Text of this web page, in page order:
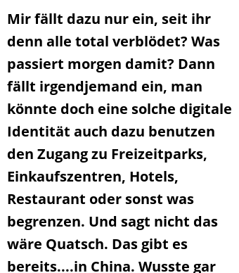
Mir fällt dazu nur ein, seit ihr
denn alle total verblödet? Was
passiert morgen damit? Dann
fällt irgendjemand ein, man
könnte doch eine solche digitale
Identität auch dazu benutzen
den Zugang zu Freizeitparks,
Einkaufszentren, Hotels,
Restaurant oder sonst was
begrenzen. Und sagt nicht das
wäre Quatsch. Das gibt es
bereits....in China. Wusste gar